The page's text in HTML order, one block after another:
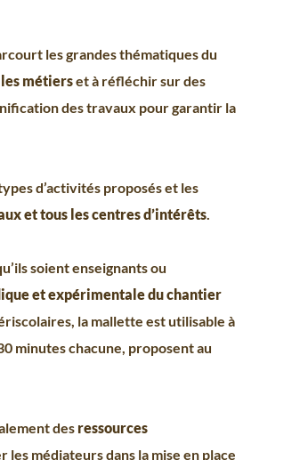
les grandes thématiques du
métierset à réfléchir sur des
des travaux pour garantir la
d’activités proposés et les
et tous les centres d’intérêts.
soient enseignants ou
et expérimentale du chantier
la mallette est utilisable à
minutes chacune, proposent au
des ressources
médiateurs dans la mise en place